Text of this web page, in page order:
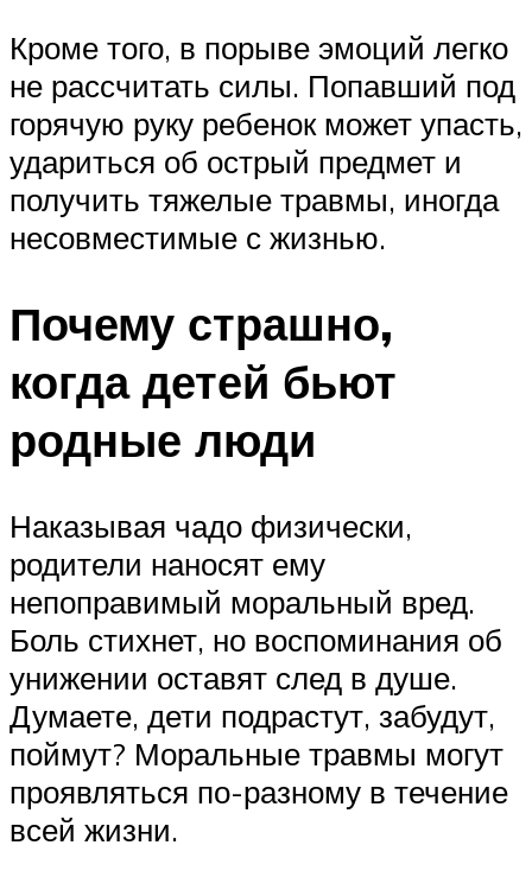
Кроме того, в порыве эмоций легко
не рассчитать силы. Попавший под
горячую руку ребенок может упасть,
удариться об острый предмет и
получить тяжелые травмы, иногда
несовместимые с жизнью.
Почему страшно,
когда детей бьют
родные люди
Наказывая чадо физически,
родители наносят ему
непоправимый моральный вред.
Боль стихнет, но воспоминания об
унижении оставят след в душе.
Думаете, дети подрастут, забудут,
поймут? Моральные травмы могут
проявляться по-разному в течение
всей жизни.